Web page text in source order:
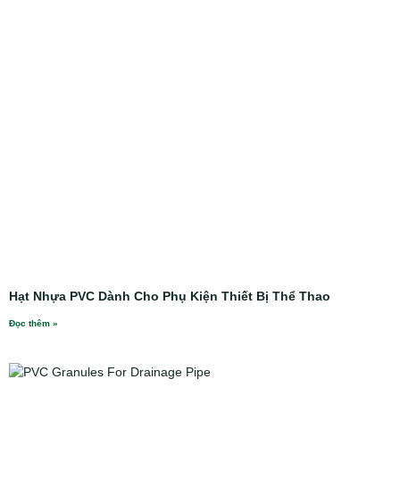
Hạt Nhựa PVC Dành Cho Phụ Kiện Thiết Bị Thể Thao
Đọc thêm »